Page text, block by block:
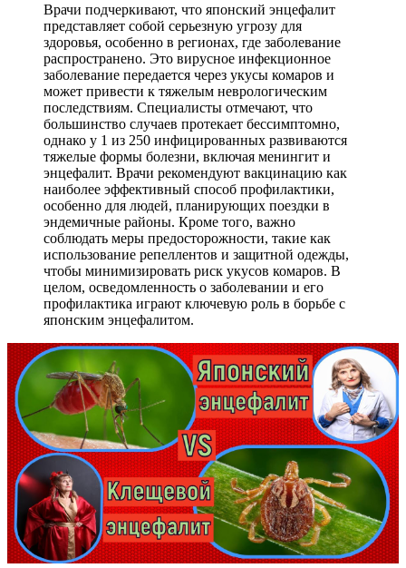
Врачи подчеркивают, что японский энцефалит
представляет собой серьезную угрозу для
здоровья, особенно в регионах, где заболевание
распространено. Это вирусное инфекционное
заболевание передается через укусы комаров и
может привести к тяжелым неврологическим
последствиям. Специалисты отмечают, что
большинство случаев протекает бессимптомно,
однако у 1 из 250 инфицированных развиваются
тяжелые формы болезни, включая менингит и
энцефалит. Врачи рекомендуют вакцинацию как
наиболее эффективный способ профилактики,
особенно для людей, планирующих поездки в
эндемичные районы. Кроме того, важно
соблюдать меры предосторожности, такие как
использование репеллентов и защитной одежды,
чтобы минимизировать риск укусов комаров. В
целом, осведомленность о заболевании и его
профилактика играют ключевую роль в борьбе с
японским энцефалитом.